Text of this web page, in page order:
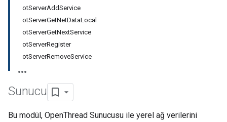
otServerAddService
otServerGetNetDataLocal
otServerGetNextService
otServerRegister
otServerRemoveService
Sunucu
Bu modül, OpenThread Sunucusu ile yerel ağ verilerini